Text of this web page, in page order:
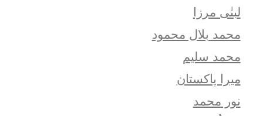
لبنٰی مرزا
محمد بلال محمود
محمد سلیم
میرا پاکستان
نور محمد